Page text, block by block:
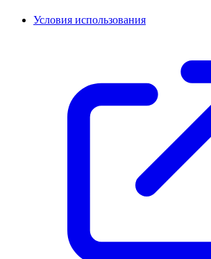
Условия использования